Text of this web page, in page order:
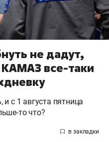
не дадут,
все-таки
с 1 августа пятница
то что?